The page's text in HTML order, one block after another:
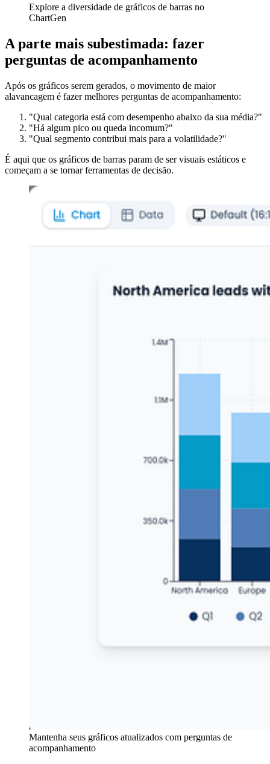
Explore a diversidade de gráficos de barras no
ChartGen
A parte mais subestimada: fazer
perguntas de acompanhamento
Após os gráficos serem gerados, o movimento de maior
alavancagem é fazer melhores perguntas de acompanhamento:
"Qual categoria está com desempenho abaixo da sua média?"
"Há algum pico ou queda incomum?"
"Qual segmento contribui mais para a volatilidade?"
É aqui que os gráficos de barras param de ser visuais estáticos e
começam a se tornar ferramentas de decisão.
Mantenha seus gráficos atualizados com perguntas de
acompanhamento